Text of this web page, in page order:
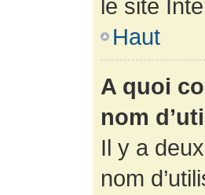
le site
Haut
A quoi
nom
Il y a
nom